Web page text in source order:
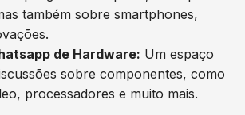
também sobre smartphones,
de Hardware: Um espaço
sobre componentes, como
processadores e muito mais.